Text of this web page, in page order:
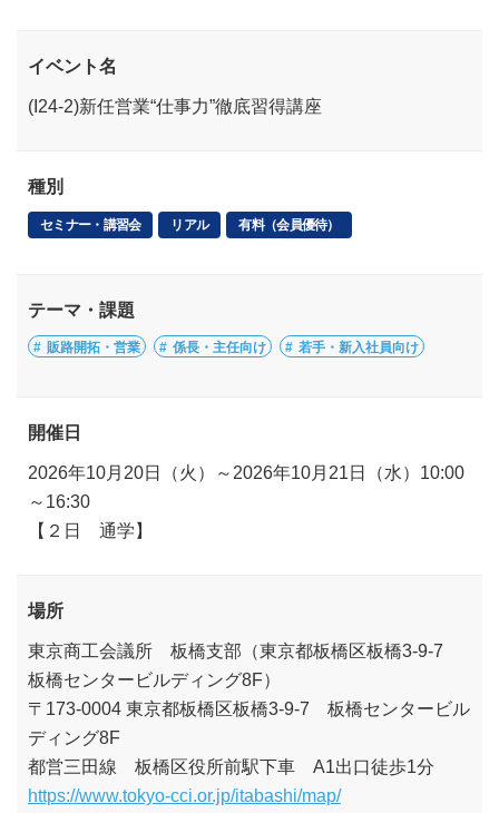
イベント名
(I24-2)新任営業“仕事力”徹底習得講座
種別
セミナー・講習会 リアル 有料（会員優待）
テーマ・課題
販路開拓・営業 係長・主任向け 若手・新入社員向け
開催日
2026年10月20日（火）～2026年10月21日（水）10:00
～16:30
【２日 通学】
場所
東京商工会議所 板橋支部（東京都板橋区板橋3-9-7
板橋センタービルディング8F）
〒173-0004 東京都板橋区板橋3-9-7 板橋センタービル
ディング8F
都営三田線 板橋区役所前駅下車 A1出口徒歩1分
https://www.tokyo-cci.or.jp/itabashi/map/